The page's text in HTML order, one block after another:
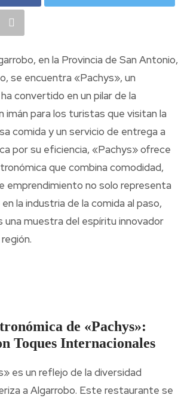
en la Provincia de San Antonio,
se encuentra «Pachys», un
convertido en un pilar de la
imán para los turistas que visitan la
comida y un servicio de entrega a
por su eficiencia, «Pachys» ofrece
que combina comodidad,
emprendimiento no solo representa
la industria de la comida al paso,
una muestra del espíritu innovador
de «Pachys»:
Toques Internacionales
es un reflejo de la diversidad
a Algarrobo. Este restaurante se